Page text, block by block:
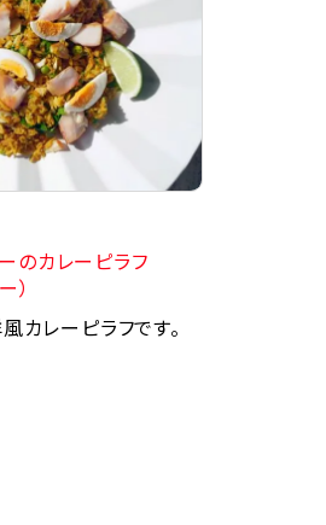
のカレーピラフ
）
カレーピラフです。